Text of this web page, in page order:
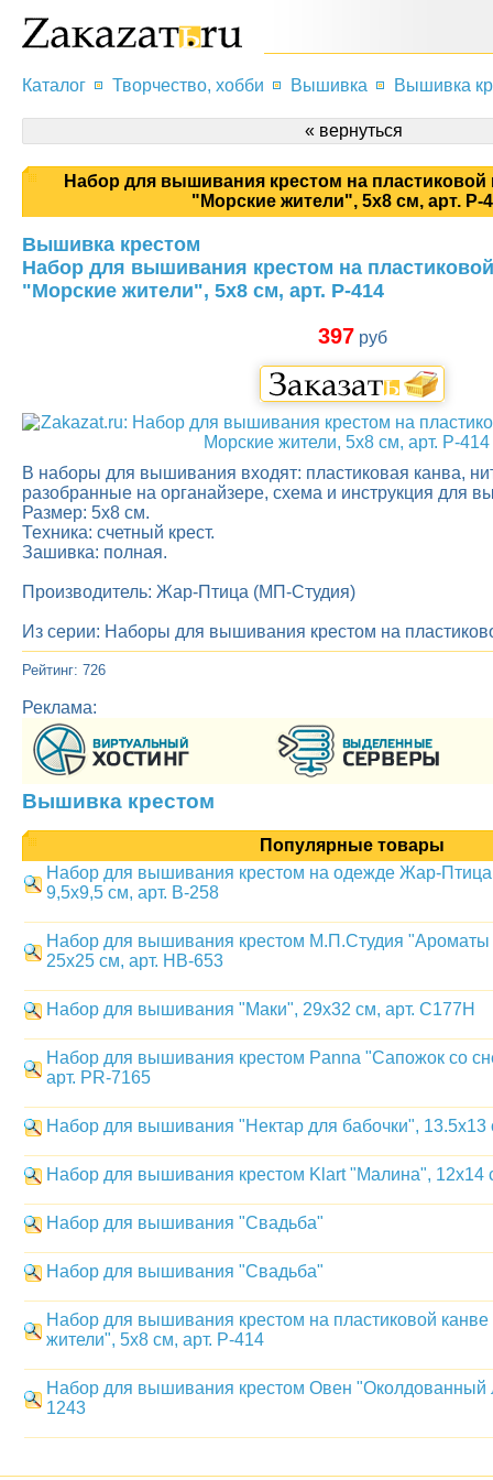
Каталог Творчество, хобби Вышивка Вышивка
« вернуться
Набор для вышивания крестом на пластиковой
"Морские жители", 5x8 см, арт. Р-
Вышивка крестом
Набор для вышивания крестом на
"Морские жители", 5x8 см, арт. Р-414
397руб
В наборы для вышивания входят: пластиковая канва,
разобранные на органайзере, схема и инструкция для
Размер: 5х8 см.
Техника: счетный крест.
Зашивка: полная.
Производитель: Жар-Птица (МП-Студия)
Из серии: Наборы для вышивания крестом на
Рейтинг: 726
Реклама:
Вышивка крестом
Популярные товары
Набор для вышивания крестом на одежде Жар-
9,5x9,5 см, арт. В-258
Набор для вышивания крестом М.П.Студия
25х25 см, арт. НВ-653
Набор для вышивания "Маки", 29x32 см, арт. С177Н
Набор для вышивания крестом Panna "Сапожок со
арт. PR-7165
Набор для вышивания "Нектар для бабочки", 13.5x13
Набор для вышивания крестом Klart "Малина", 12x14
Набор для вышивания "Свадьба"
Набор для вышивания "Свадьба"
Набор для вышивания крестом на пластиковой
жители", 5x8 см, арт. Р-414
Набор для вышивания крестом Овен "Околдованный
1243